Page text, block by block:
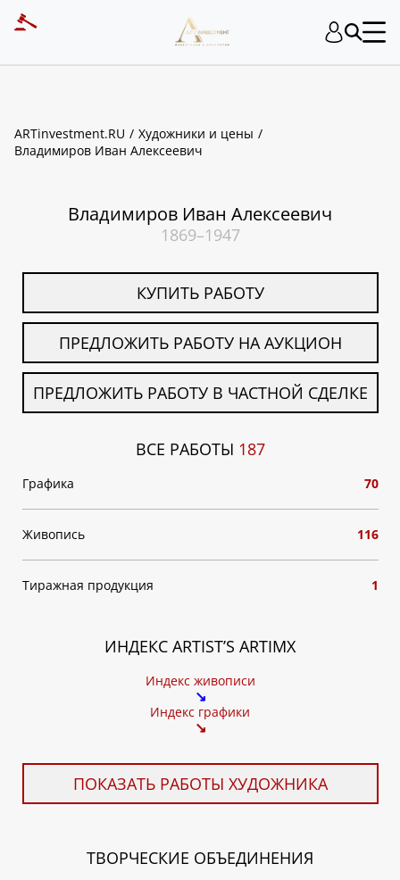
ARTinvestment.RU
Художники и цены
Владимиров Иван Алексеевич
Владимиров Иван Алексеевич
1869–1947
КУПИТЬ РАБОТУ
ПРЕДЛОЖИТЬ РАБОТУ НА АУКЦИОН
ПРЕДЛОЖИТЬ РАБОТУ В ЧАСТНОЙ СДЕЛКЕ
ВСЕ РАБОТЫ 187
Графика 70
Живопись 116
Тиражная продукция 1
ИНДЕКС ARTIST’S ARTIMX
Индекс живописи
↘
Индекс графики
↘
ПОКАЗАТЬ РАБОТЫ ХУДОЖНИКА
ТВОРЧЕСКИЕ ОБЪЕДИНЕНИЯ